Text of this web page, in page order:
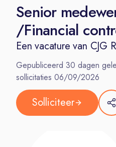
Senior
/Financial
Een vacature van CJG
Gepubliceerd 30 dagen
sollicitaties 06/09/2026
Solliciteer